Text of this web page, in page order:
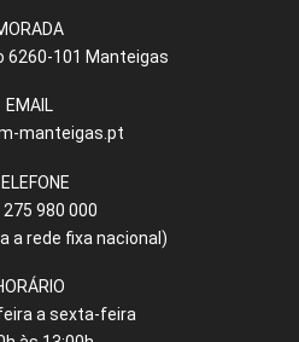
6260-101 Manteigas
EMAIL
manteigas.pt
980 000
a rede fixa nacional)
a sexta-feira